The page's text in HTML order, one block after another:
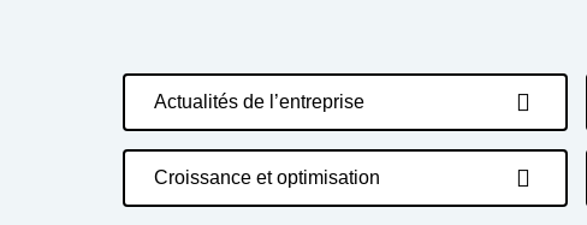
Actualités de l’entreprise
Croissance et optimisation